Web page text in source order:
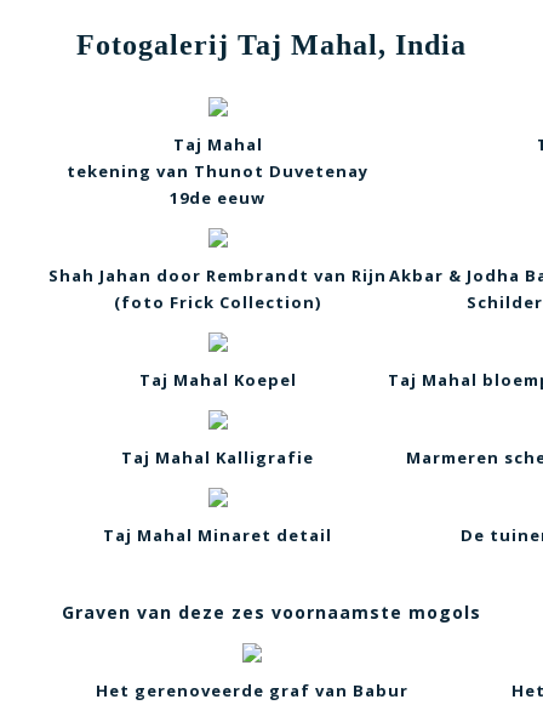
Fotogalerij Taj Mahal, India
Taj Mahal
tekening van Thunot Duvetenay
19de eeuw
Shah Jahan door Rembrandt van Rijn
(foto Frick Collection)
Akbar & Jodha
Taj Mahal Koepel Taj Mahal
Taj Mahal Kalligrafie Marmeren
Taj Mahal Minaret detail De
Graven van deze zes voornaamste mogols
Het gerenoveerde graf van Babur